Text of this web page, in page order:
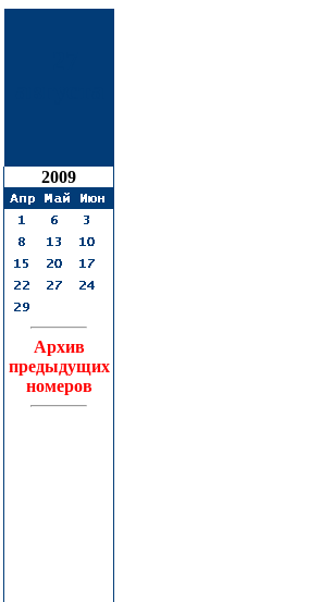
2009
Архив
предыдущих
номеров